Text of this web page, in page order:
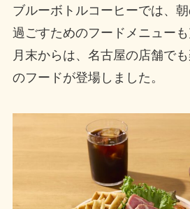
ブルーボトルコーヒーでは、
過ごすためのフードメニュー
月末からは、名古屋の店舗で
のフードが登場しました。